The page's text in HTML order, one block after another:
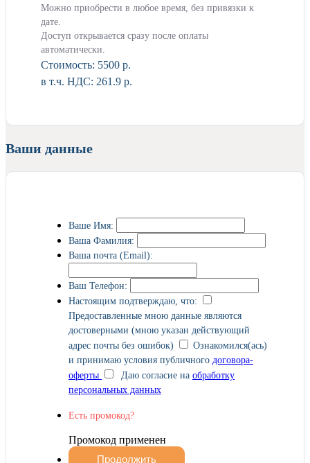
Можно приобрести в любое время, без привязки к
дате.
Доступ открывается сразу после оплаты
автоматически.
Стоимость: 5500 р.
в т.ч. НДС: 261.9 р.
Ваши данные
Ваше Имя:
Ваша Фамилия:
Ваша почта (Email):
Ваш Телефон:
Настоящим подтверждаю, что:
Предоставленные мною данные являются
достоверными (мною указан действующий
адрес почты без ошибок)
Ознакомился(ась)
и принимаю условия публичного договора-
оферты
Даю согласие на обработку
персональных данных
Есть промокод?
Промокод применен